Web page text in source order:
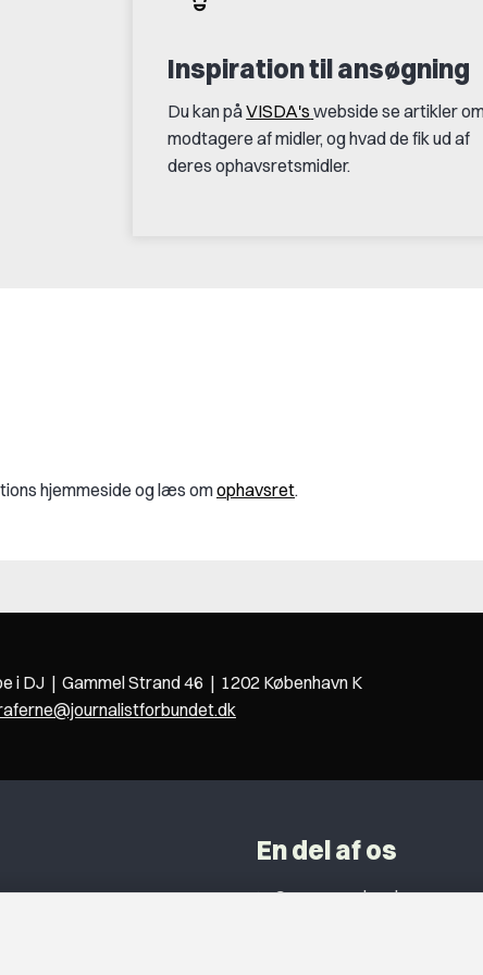
Inspiration til ansøgning
Du kan påVISDA's webside se artikler
modtagere af midler, og hvad de fik ud af
deres ophavsretsmidler.
hjemmeside og læs omophavsret.
i DJ | Gammel Strand 46 | 1202 København K
En del af os
Grupper og kredse